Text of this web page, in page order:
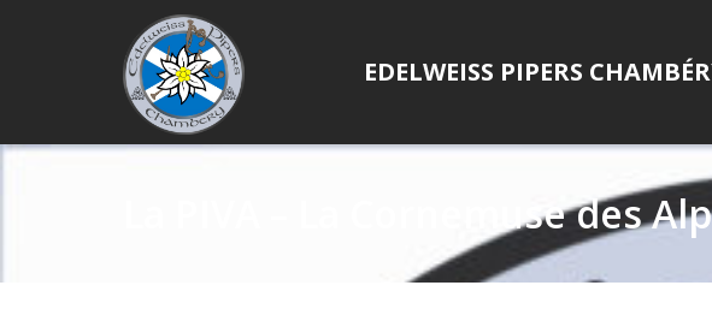
EDELWEISS PIPERS
La PIVA – La Cornemuse des